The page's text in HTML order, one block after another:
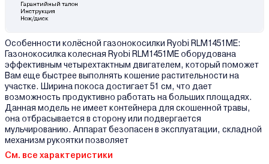
Гарантийный талон
Инструкция
Нож/диск
Особенности колёсной газонокосилки Ryobi RLM1451ME:
Газонокосилка колесная Ryobi RLM1451ME оборудована
эффективным четырехтактным двигателем, который поможет
Вам еще быстрее выполнять кошение растительности на
участке. Ширина покоса достигает 51 см, что дает
возможность продуктивно работать на больших площадях.
Данная модель не имеет контейнера для скошенной травы,
она отбрасывается в сторону или подвергается
мульчированию. Аппарат безопасен в эксплуатации, складной
механизм рукоятки позволяет
См. все характеристики